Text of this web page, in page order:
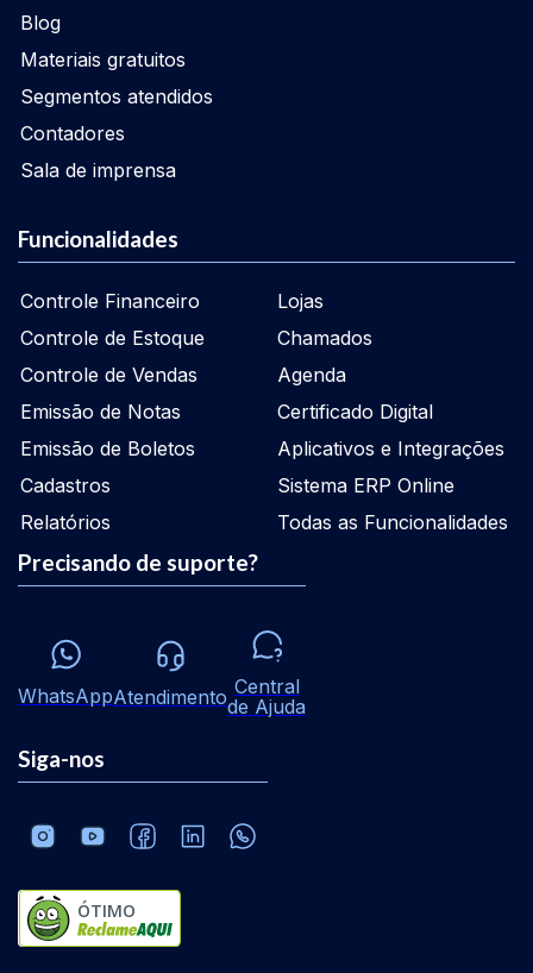
Blog
Materiais gratuitos
Segmentos atendidos
Contadores
Sala de imprensa
Funcionalidades
Controle Financeiro
Controle de Estoque
Controle de Vendas
Emissão de Notas
Emissão de Boletos
Cadastros
Relatórios
Lojas
Chamados
Agenda
Certificado Digital
Aplicativos e Integrações
Sistema ERP Online
Todas as Funcionalidades
Precisando de suporte?
WhatsAppAtendimento Central
de Ajuda
Siga-nos
ÓTIMO